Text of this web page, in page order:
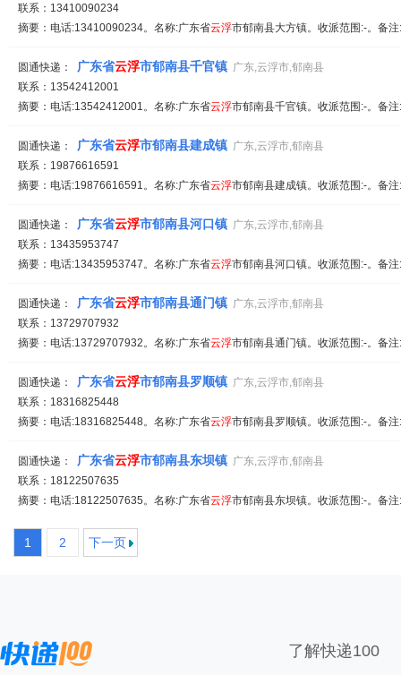
联系：13410090234
摘要：电话:13410090234。名称:广东省云浮市郁南县大方镇。收派范围:-。备
圆通快递： 广东省云浮市郁南县千官镇 广东,云浮市,郁南县
联系：13542412001
摘要：电话:13542412001。名称:广东省云浮市郁南县千官镇。收派范围:-。备
圆通快递： 广东省云浮市郁南县建成镇 广东,云浮市,郁南县
联系：19876616591
摘要：电话:19876616591。名称:广东省云浮市郁南县建成镇。收派范围:-。备
圆通快递： 广东省云浮市郁南县河口镇 广东,云浮市,郁南县
联系：13435953747
摘要：电话:13435953747。名称:广东省云浮市郁南县河口镇。收派范围:-。备
圆通快递： 广东省云浮市郁南县通门镇 广东,云浮市,郁南县
联系：13729707932
摘要：电话:13729707932。名称:广东省云浮市郁南县通门镇。收派范围:-。备
圆通快递： 广东省云浮市郁南县罗顺镇 广东,云浮市,郁南县
联系：18316825448
摘要：电话:18316825448。名称:广东省云浮市郁南县罗顺镇。收派范围:-。备
圆通快递： 广东省云浮市郁南县东坝镇 广东,云浮市,郁南县
联系：18122507635
摘要：电话:18122507635。名称:广东省云浮市郁南县东坝镇。收派范围:-。备
1 2 下一页
了解快递100